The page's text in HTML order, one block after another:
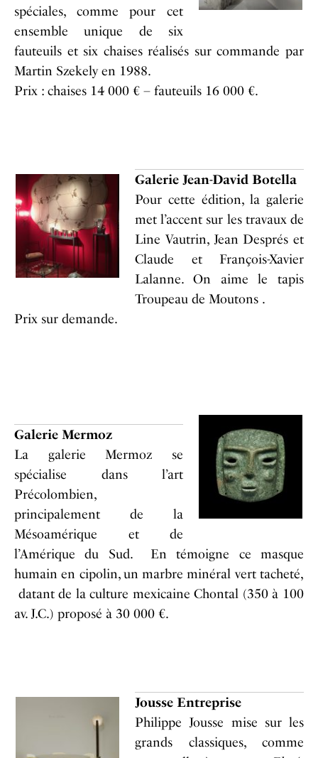
spéciales, comme pour cet
ensemble unique de six
fauteuils et six chaises réalisés sur commande par
Martin Szekely en 1988.
Prix : chaises 14 000 € – fauteuils 16 000 €.
Galerie Jean-David Botella
Pour cette édition, la galerie
met l’accent sur les travaux de
Line Vautrin, Jean Després et
Claude et François-Xavier
Lalanne. On aime le tapis
Troupeau de Moutons .
Prix sur demande.
Galerie Mermoz
La galerie Mermoz se
spécialise dans l’art
Précolombien,
principalement de la
Mésoamérique et de
l’Amérique du Sud. En témoigne ce masque
humain en cipolin, un marbre minéral vert tacheté,
datant de la culture mexicaine Chontal (350 à 100
av. J.C.) proposé à 30 000 €.
Jousse Entreprise
Philippe Jousse mise sur les
grands classiques, comme